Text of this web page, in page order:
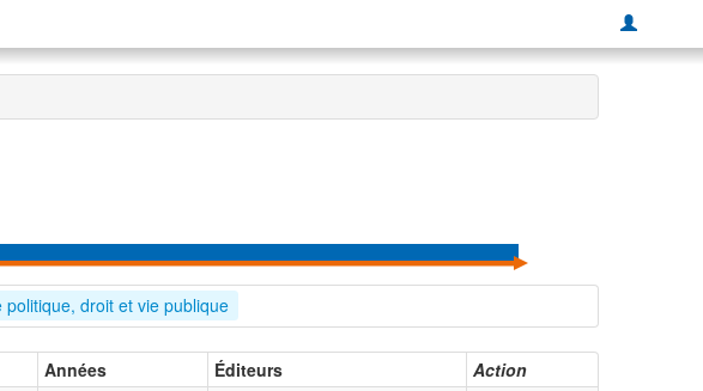
politique, droit et vie publique
Années Éditeurs
Action